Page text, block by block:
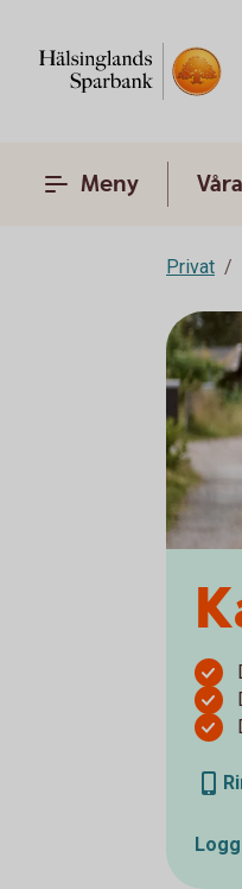
Meny
Privat